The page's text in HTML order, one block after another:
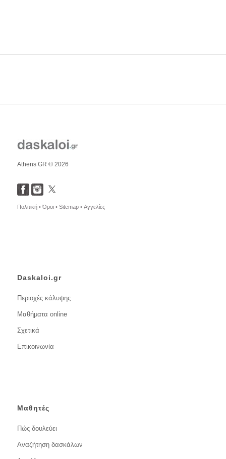
Athens GR © 2026
Πολιτική •Όροι • Sitemap • Αγγελίες
Daskaloi.gr
Περιοχές κάλυψης
Μαθήματα online
Σχετικά
Επικοινωνία
Μαθητές
Πώς δουλεύει
Αναζήτηση δασκάλων